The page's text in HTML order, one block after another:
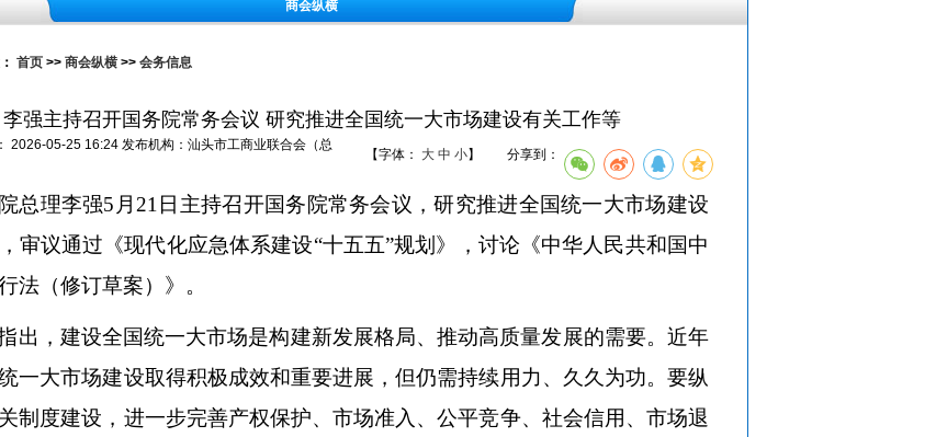
...
...
商会纵横
首页 >> 商会纵横 >> 会务信息
李强主持召开国务院常务会议 研究推进全国统一大市场建设有关工作等
2026-05-25 16:24 发布机构： 汕头市工商业联合会（总
【字体： 大 中 小】 分享到：
总理李强5月21日主持召开国务院常务会议，研究推进全国统一大市场建设
审议通过《现代化应急体系建设“十五五”规划》，讨论《中华人民共和国中
法（修订草案）》。
出，建设全国统一大市场是构建新发展格局、推动高质量发展的需要。近年
一大市场建设取得积极成效和重要进展，但仍需持续用力、久久为功。要纵
制度建设，进一步完善产权保护、市场准入、公平竞争、社会信用、市场退